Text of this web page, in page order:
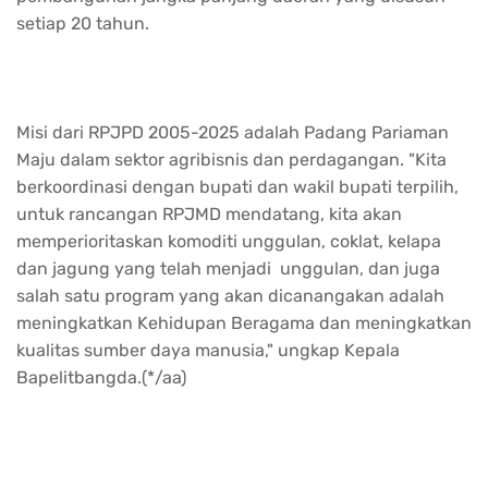
setiap 20 tahun.
Misi dari RPJPD 2005-2025 adalah Padang Pariaman
Maju dalam sektor agribisnis dan perdagangan. "Kita
berkoordinasi dengan bupati dan wakil bupati terpilih,
untuk rancangan RPJMD mendatang, kita akan
memperioritaskan komoditi unggulan, coklat, kelapa
dan jagung yang telah menjadi unggulan, dan juga
salah satu program yang akan dicanangakan adalah
meningkatkan Kehidupan Beragama dan meningkatkan
kualitas sumber daya manusia," ungkap Kepala
Bapelitbangda.(*/aa)